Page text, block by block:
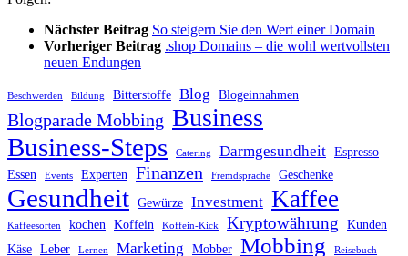
Nächster Beitrag So steigern Sie den Wert einer Domain
Vorheriger Beitrag .shop Domains – die wohl wertvollsten
neuen Endungen
Beschwerden Bildung Bitterstoffe Blog Blogeinnahmen
Blogparade Mobbing Business
Business-Steps Catering Darmgesundheit Espresso
Essen
Events Experten Finanzen Fremdsprache Geschenke
Gesundheit Gewürze Investment Kaffee
Kaffeesorten kochen Koffein Koffein-Kick Kryptowährung
Kunden
Käse Leber Lernen Marketing Mobber Mobbing Reisebuch